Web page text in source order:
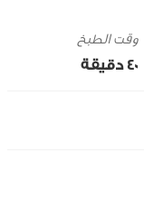
وقت الطبخ
40 ‎دقيقة